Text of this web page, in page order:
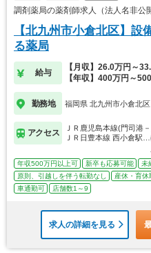
調剤薬局の薬剤師求人（法人名非
【北九州市小倉北区】
る薬局
給与
【月収】26.0万円～
【年収】400万円～
勤務地 福岡県 北九州市小倉北区
アクセス
ＪＲ鹿児島本線(門司港
ＪＲ日豊本線 西小倉駅
年収500万円以上可 新卒も応募可能
未
原則、引越しを伴う転勤なし
産休・育休
車通勤可
店舗数1～9
求人の詳細を見る